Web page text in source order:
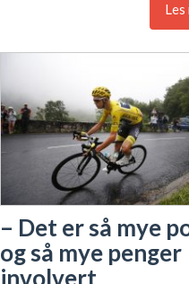
Les
– Det er så mye
og så mye penger
involvert